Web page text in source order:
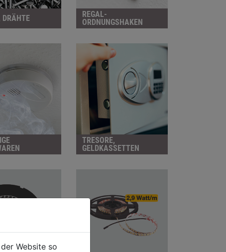
DRÄHTE
REGAL-
ORDNUNGSHAKEN
TRESORE,
GELDKASSETTEN
Website so